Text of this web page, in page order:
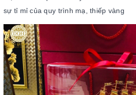
sự tỉ mỉ của quy trình mạ, thiếp vàng